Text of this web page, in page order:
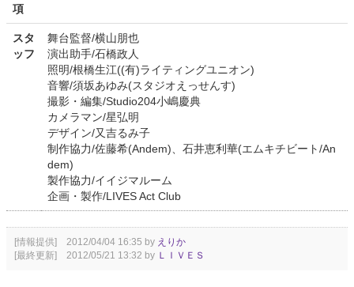
項
スタ
ッフ
舞台監督/横山朋也
演出助手/石橋政人
照明/根橋生江((有)ライティングユニオン)
音響/須坂あゆみ(スタジオえっせんす)
撮影・編集/Studio204小嶋慶典
カメラマン/星弘明
デザイン/又吉るみ子
制作協力/佐藤希(Andem)、石井恵利華(エムキチビート/An
dem)
製作協力/イイジマルーム
企画・製作/LIVES Act Club
[情報提供] 2012/04/04 16:35 by えりか
[最終更新] 2012/05/21 13:32 by ＬＩＶＥＳ